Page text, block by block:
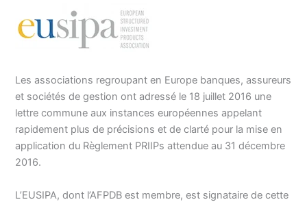
Les associations regroupant en Europe banques, assureurs
et sociétés de gestion ont adressé le 18 juillet 2016 une
lettre commune aux instances européennes appelant
rapidement plus de précisions et de clarté pour la mise en
application du Règlement PRIIPs attendue au 31 décembre
2016.
L’EUSIPA, dont l’AFPDB est membre, est signataire de cette